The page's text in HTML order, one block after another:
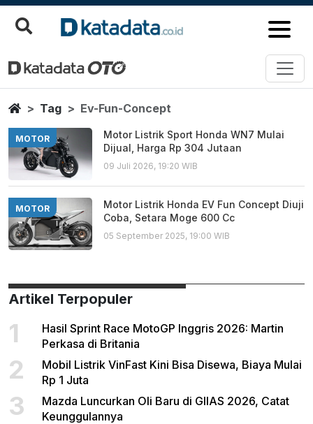
Ev Fun Concept
Berita Terbaru
HomeTag Ev-Fun-Concept
MOTOR
Motor Listrik Sport Honda WN7 Mulai
Dijual, Harga Rp 304 Jutaan
09 Juli 2026, 19:20 WIB
MOTOR
Motor Listrik Honda EV Fun Concept Diuji
Coba, Setara Moge 600 Cc
05 September 2025, 19:00 WIB
Artikel Terpopuler
1
Hasil Sprint Race MotoGP Inggris 2026: Martin
Perkasa di Britania
2
Mobil Listrik VinFast Kini Bisa Disewa, Biaya Mulai
Rp 1 Juta
3
Mazda Luncurkan Oli Baru di GIIAS 2026, Catat
Keunggulannya